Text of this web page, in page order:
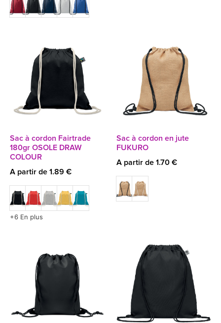
Sac à cordon Fairtrade
180gr OSOLE DRAW
COLOUR
A partir de 1.89 €
+6 En plus
Sac à cordon en jute
FUKURO
A partir de 1.70 €